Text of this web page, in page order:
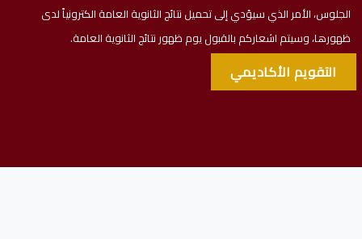
الجلوس، الأمر الذي سيؤدي إلى تحميل نتائج الثانوية العامة الكترونياً لدى
ظهورها، وسيتم اشعاركم بالقبول يوم ظهور نتائج الثانوية العامة.
التقويم الأكاديمي